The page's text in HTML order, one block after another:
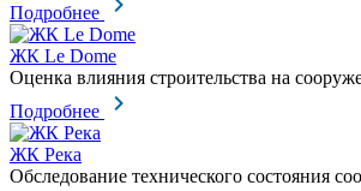
Подробнее
ЖК Le Dome
Оценка влияния строительства на
Подробнее
ЖК Река
Обследование технического состояния